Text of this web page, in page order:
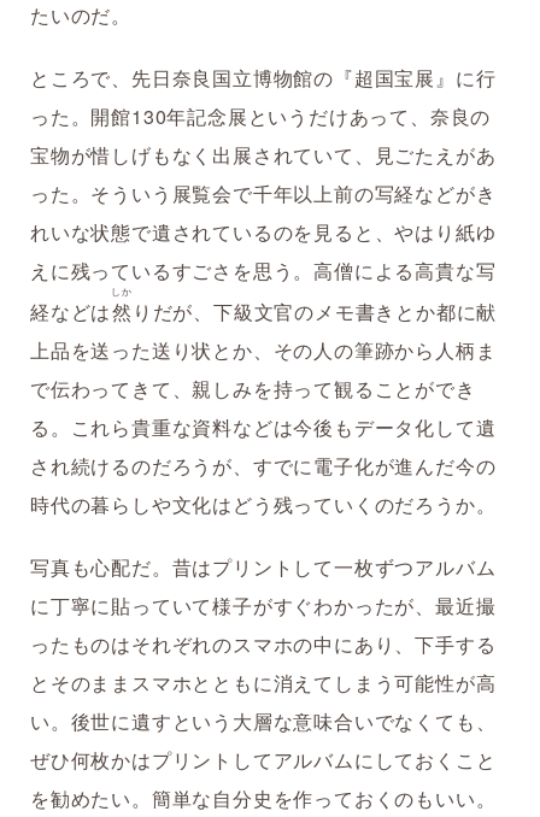
たいのだ。
ところで、先日奈良国立博物館の『超国宝展』に行
った。開館130年記念展というだけあって、奈良の
宝物が惜しげもなく出展されていて、見ごたえがあ
った。そういう展覧会で千年以上前の写経などがき
れいな状態で遺されているのを見ると、やはり紙ゆ
えに残っているすごさを思う。高僧による高貴な写
経などは然
しか
りだが、下級文官のメモ書きとか都に献
上品を送った送り状とか、その人の筆跡から人柄ま
で伝わってきて、親しみを持って観ることができ
る。これら貴重な資料などは今後もデータ化して遺
され続けるのだろうが、すでに電子化が進んだ今の
時代の暮らしや文化はどう残っていくのだろうか。
写真も心配だ。昔はプリントして一枚ずつアルバム
に丁寧に貼っていて様子がすぐわかったが、最近撮
ったものはそれぞれのスマホの中にあり、下手する
とそのままスマホとともに消えてしまう可能性が高
い。後世に遺すという大層な意味合いでなくても、
ぜひ何枚かはプリントしてアルバムにしておくこと
を勧めたい。簡単な自分史を作っておくのもいい。